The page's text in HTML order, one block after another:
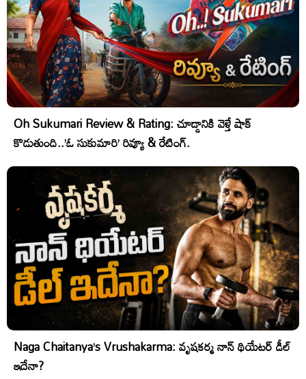
Oh Sukumari Review & Rating: చూడ్డానికి వెళ్తే షాక్
కొడుతుంది..’ఓ సుకుమారి’ రివ్యూ & రేటింగ్.
Naga Chaitanya’s Vrushakarma: వృషకర్మ నాన్ థియేటర్ డీల్
ఇదేనా?